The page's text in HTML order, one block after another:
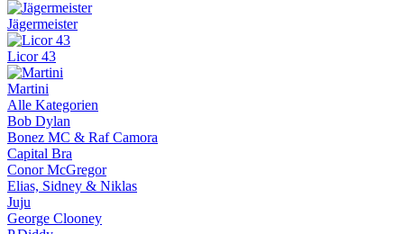
Jägermeister
Licor 43
Martini
Alle Kategorien
Bob Dylan
Bonez MC & Raf Camora
Capital Bra
Conor McGregor
Elias, Sidney & Niklas
Juju
George Clooney